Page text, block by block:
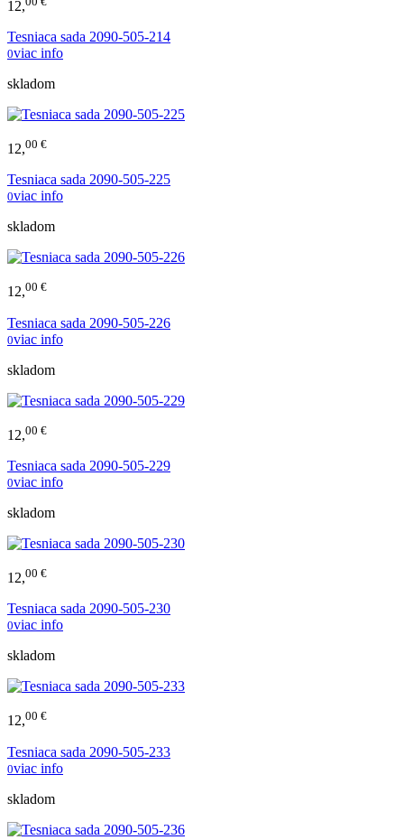
12,
Tesniaca sada 2090-505-214
0viac info
skladom
12,00 €
Tesniaca sada 2090-505-225
0viac info
skladom
12,00 €
Tesniaca sada 2090-505-226
0viac info
skladom
12,00 €
Tesniaca sada 2090-505-229
0viac info
skladom
12,00 €
Tesniaca sada 2090-505-230
0viac info
skladom
12,00 €
Tesniaca sada 2090-505-233
0viac info
skladom